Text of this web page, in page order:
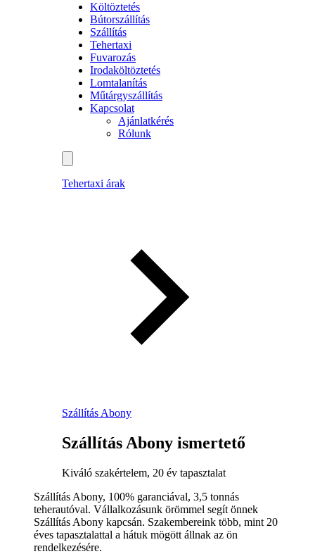
Költöztetés
Bútorszállítás
Szállítás
Tehertaxi
Fuvarozás
Irodaköltöztetés
Lomtalanítás
Műtárgyszállítás
Kapcsolat
Ajánlatkérés
Rólunk
Tehertaxi árak
Szállítás Abony
Szállítás Abony ismertető
Kiváló szakértelem, 20 év tapasztalat
Szállítás Abony, 100% garanciával, 3,5 tonnás
teherautóval. Vállalkozásunk örömmel segít önnek
Szállítás Abony kapcsán. Szakembereink több, mint 20
éves tapasztalattal a hátuk mögött állnak az ön
rendelkezésére.